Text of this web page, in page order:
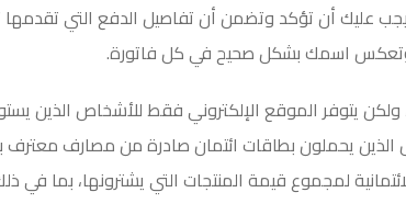
عليك أن تؤكد وتضمن أن تفاصيل الدفع التي
وتعكس اسمك بشكل صحيح في كل فاتورة.
ولكن يتوفر الموقع الإلكتروني فقط للأشخاص الذين
الذين يحملون بطاقات ائتمان صادرة من مصارف
لمجموع قيمة المنتجات التي يشترونها، بما في